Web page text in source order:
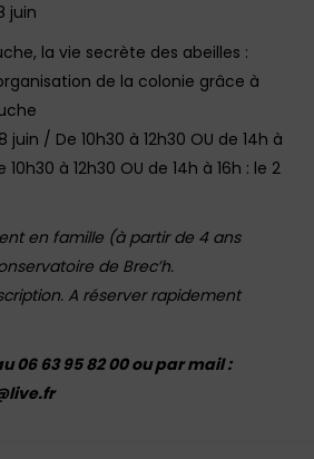
juin
la vie secrète des abeilles :
de la colonie grâce à
juin / De 10h30 à 12h30 OU de 14h à
10h30 à 12h30 OU de 14h à 16h : le 2
en famille (à partir de 4 ans
de Brec’h.
A réserver rapidement
06 63 95 82 00 ou par mail :